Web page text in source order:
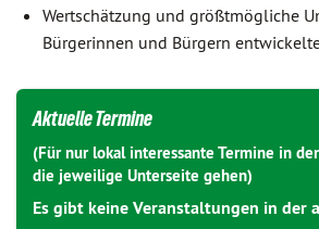
Wertschätzung und größtmögliche
Bürgerinnen und Bürgern
Aktuelle Termine
(Für nur lokal interessante Termine in
die jeweilige Unterseite gehen)
Es gibt keine Veranstaltungen in der